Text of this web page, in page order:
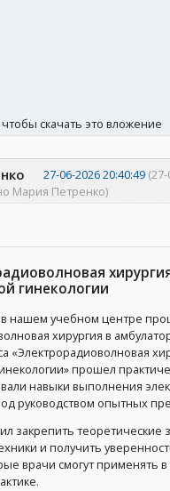
скачать это вложение
27-06-2026 20:40:49
Мария Петренко)
гинекологии
нашем учебном центре
хирургия в
«Электрорадиоволновая
прошел
навыки выполнения
руководством опытных
закрепить теоретические
и получить
врачи смогут применять